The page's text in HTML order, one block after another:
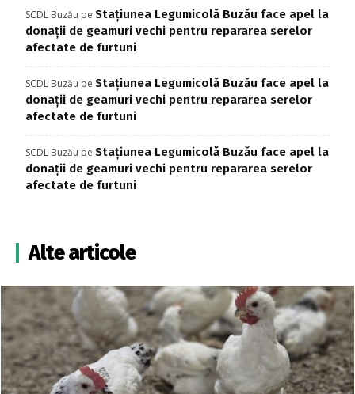
SCDL Buzău pe Stațiunea Legumicolă Buzău face apel la
donații de geamuri vechi pentru repararea serelor
afectate de furtuni
SCDL Buzău pe Stațiunea Legumicolă Buzău face apel la
donații de geamuri vechi pentru repararea serelor
afectate de furtuni
SCDL Buzău pe Stațiunea Legumicolă Buzău face apel la
donații de geamuri vechi pentru repararea serelor
afectate de furtuni
Alte articole